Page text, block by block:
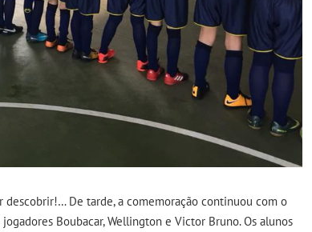
De tarde, a comemoração continuou com o
Boubacar, Wellington e Victor Bruno. Os alunos